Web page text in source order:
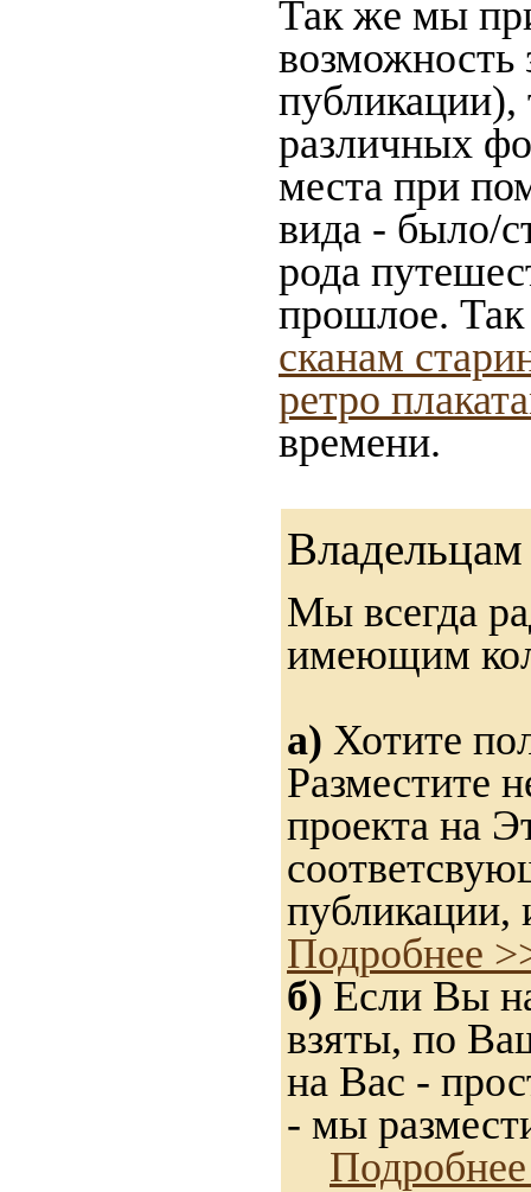
Так же мы
возможность
публикации),
различных
места при
вида - было/
рода
прошлое.
сканам
ретро
времени.
Мы всегда
имеющим
а) Хотите
Разместите
проекта на
публикации,
Подробнее
б) Если Вы
взяты, по
на Вас -
- мы